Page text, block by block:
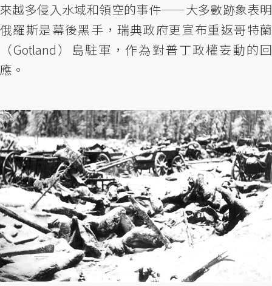
來越多侵入水域和領空的事件——大多數跡象表明
俄羅斯是幕後黑手，瑞典政府更宣布重返哥特蘭
（Gotland）島駐軍，作為對普丁政權妄動的回
應。